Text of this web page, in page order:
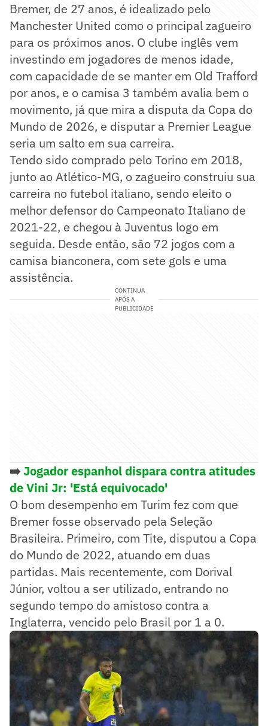
Bremer, de 27 anos, é idealizado pelo
Manchester United como o principal zagueiro
para os próximos anos. O clube inglês vem
investindo em jogadores de menos idade,
com capacidade de se manter em Old Trafford
por anos, e o camisa 3 também avalia bem o
movimento, já que mira a disputa da Copa do
Mundo de 2026, e disputar a Premier League
seria um salto em sua carreira.
Tendo sido comprado pelo Torino em 2018,
junto ao Atlético-MG, o zagueiro construiu sua
carreira no futebol italiano, sendo eleito o
melhor defensor do Campeonato Italiano de
2021-22, e chegou à Juventus logo em
seguida. Desde então, são 72 jogos com a
camisa bianconera, com sete gols e uma
assistência.
CONTINUA
APÓS A
PUBLICIDADE
➡️Jogador espanhol dispara contra atitudes
de Vini Jr: 'Está equivocado'
O bom desempenho em Turim fez com que
Bremer fosse observado pela Seleção
Brasileira. Primeiro, com Tite, disputou a Copa
do Mundo de 2022, atuando em duas
partidas. Mais recentemente, com Dorival
Júnior, voltou a ser utilizado, entrando no
segundo tempo do amistoso contra a
Inglaterra, vencido pelo Brasil por 1 a 0.